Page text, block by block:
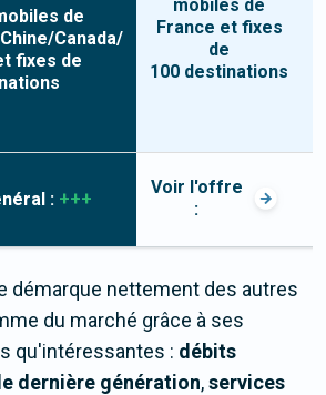
de
Canada/
fixes de
mobiles de
France et fixes
de
100 destinations
: +++
Voir l'offre
:
démarque nettement des autres
du marché grâce à ses
qu'intéressantes : débits
dernière génération,services